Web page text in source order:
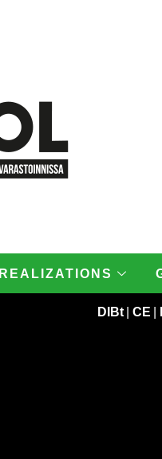
REALIZATIONS
DIBt| CE